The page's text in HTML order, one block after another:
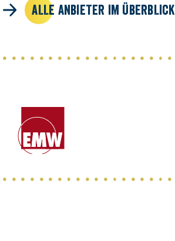
ALLE ANBIETER IM ÜBERBLICK